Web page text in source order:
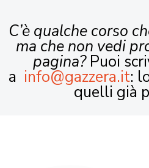
C’è qualche corso
ma che non vedi
pagina?Puoi
a info@gazzera.it:
quelli già